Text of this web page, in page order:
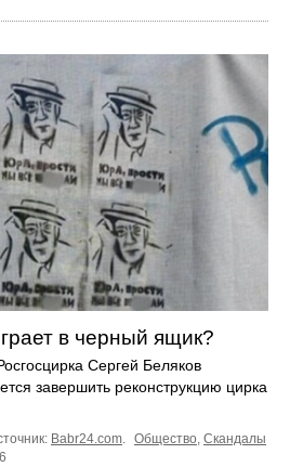
в черный ящик?
Сергей Беляков
завершить реконструкцию цирка
Babr24.com. Общество, Скандалы